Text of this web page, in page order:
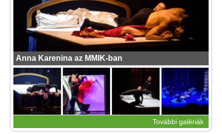
Anna Karenina az MMIK-ban
További galériák